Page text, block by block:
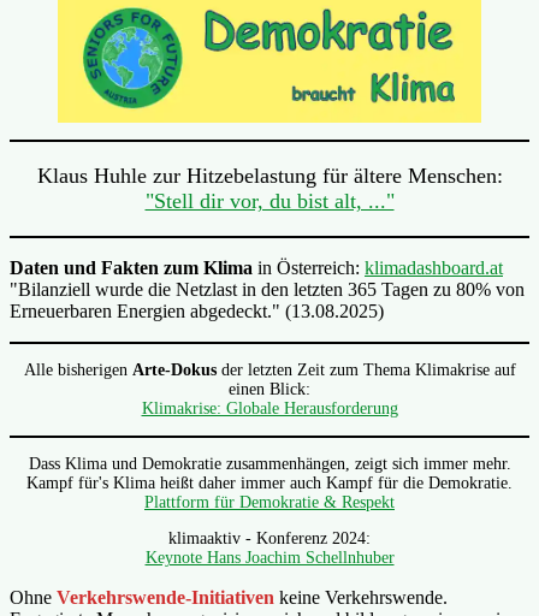
Klaus Huhle zur Hitzebelastung für ältere Menschen:
"Stell dir vor, du bist alt, ..."
Daten und Fakten zum Klima in Österreich: klimadashboard.at
"Bilanziell wurde die Netzlast in den letzten 365 Tagen zu 80% von
Erneuerbaren Energien abgedeckt." (13.08.2025)
Alle bisherigen Arte-Dokusder letzten Zeit zum Thema Klimakrise auf
einen Blick:
Klimakrise: Globale Herausforderung
Dass Klima und Demokratie zusammenhängen, zeigt sich immer mehr.
Kampf für's Klima heißt daher immer auch Kampf für die Demokratie.
Plattform für Demokratie & Respekt
klimaaktiv - Konferenz 2024:
Keynote Hans Joachim Schellnhuber
Ohne Verkehrswende-Initiativen keine Verkehrswende.